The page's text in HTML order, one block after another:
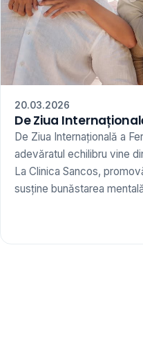
20.03.2026
De Ziua
De Ziua Internațională a
adevăratul echilibru vine
La Clinica Sancos,
susține bunăstarea